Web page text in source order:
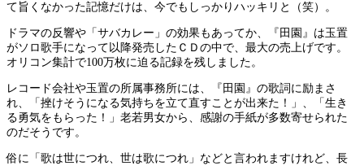
て旨くなかった記憶だけは、今でもしっかりハッキリと（笑）。
ドラマの反響や「サバカレー」の効果もあってか、『田園』は玉置
がソロ歌手になって以降発売したＣＤの中で、最大の売上げです。
オリコン集計で100万枚に迫る記録を残しました。
レコード会社や玉置の所属事務所には、『田園』の歌詞に励まさ
れ、「挫けそうになる気持ちを立て直すことが出来た！」、「生き
る勇気をもらった！」老若男女から、感謝の手紙が多数寄せられた
のだそうです。
俗に「歌は世につれ、世は歌につれ」などと言われますけれど、長